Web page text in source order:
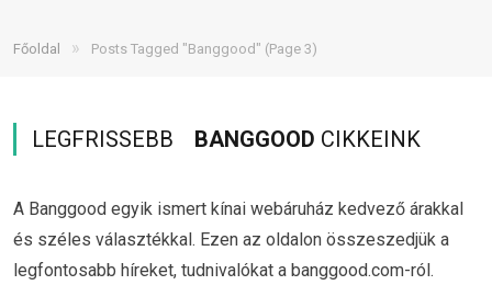
Főoldal » Posts Tagged "Banggood" (Page 3)
LEGFRISSEBB BANGGOOD CIKKEINK
A Banggood egyik ismert kínai webáruház kedvező árakkal
és széles választékkal. Ezen az oldalon összeszedjük a
legfontosabb híreket, tudnivalókat a banggood.com-ról.